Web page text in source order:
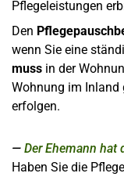
Pflegeleistungen
Den
wenn Sie eine
muss in der
Wohnung im Inland
erfolgen.
Der Ehemann hat
Haben Sie die